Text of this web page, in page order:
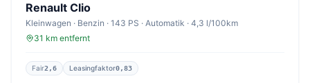
Renault Clio
Kleinwagen · Benzin · 143 PS · Automatik · 4,3 l/100km
31 km entfernt
Fair2,6 Leasingfaktor0,83